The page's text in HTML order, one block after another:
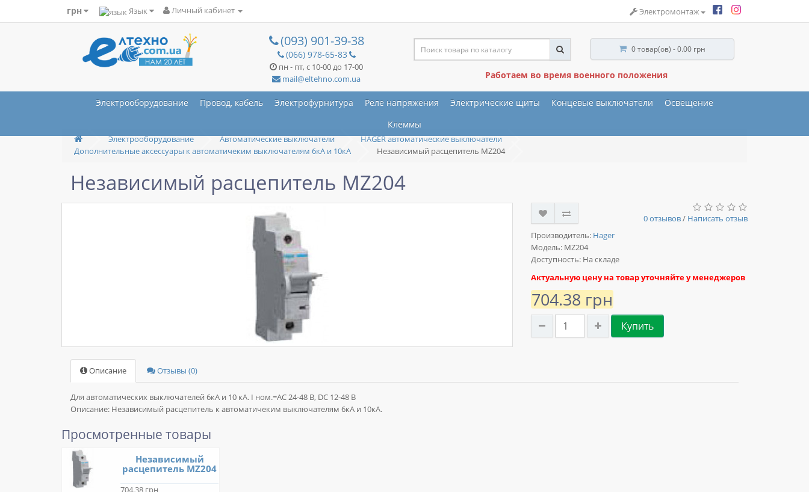
грн Язык Личный кабинет Электромонтаж
(093) 901-39-38
(066) 978-65-83
пн - пт, с 10-00 до 17-00
mail@eltehno.com.ua
0 товар(ов) - 0.00 грн
Работаем во время военного положения
Электрооборудование Провод, кабель Электрофурнитура Реле напряжения Электрические щиты Концевые выключатели
Освещение
Клеммы
Электрооборудование Автоматические выключатели
HAGER автоматические выключатели
Дополнительные аксессуары к автоматичеким выключателям 6кА и 10кА
Независимый расцепитель MZ204
Независимый расцепитель MZ204
0 отзывов/ Написать отзыв
Производитель: Hager
Модель: MZ204
Доступность: На складе
Актуальную цену на товар уточняйте у менеджеров
704.38 грн
Купить
Описание Отзывы (0)
Для автоматических выключателей 6кА и 10 кА. I ном.=AC 24-48 В, DC 12-48 В
Описание: Независимый расцепитель к автоматичеким выключателям 6кА и 10кА.
Просмотренные товары
Независимый
расцепитель MZ204
704.38 грн